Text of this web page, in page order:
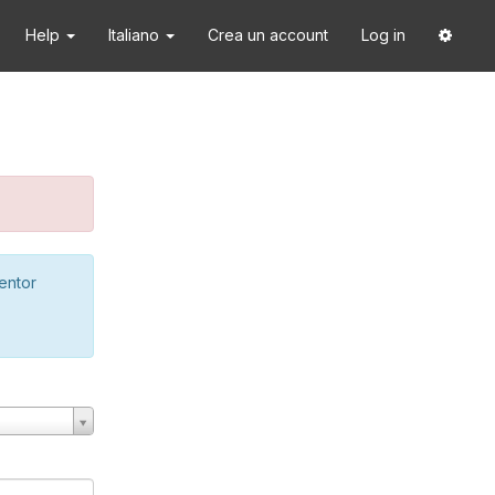
Help Italiano Crea un account Log in